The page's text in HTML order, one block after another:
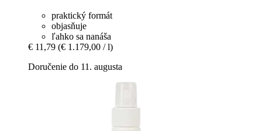
praktický formát
objasňuje
ľahko sa nanáša
€ 11,79 (€ 1.179,00 / l)
Doručenie do 11. augusta